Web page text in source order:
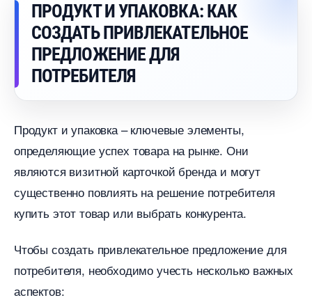
ПРОДУКТ И УПАКОВКА: КАК
СОЗДАТЬ ПРИВЛЕКАТЕЛЬНОЕ
ПРЕДЛОЖЕНИЕ ДЛЯ
ПОТРЕБИТЕЛЯ
Продукт и упаковка – ключевые элементы,
определяющие успех товара на рынке. Они
являются визитной карточкой бренда и могут
существенно повлиять на решение потребителя
купить этот товар или выбрать конкурента.
Чтобы создать привлекательное предложение для
потребителя, необходимо учесть несколько важных
аспектов: